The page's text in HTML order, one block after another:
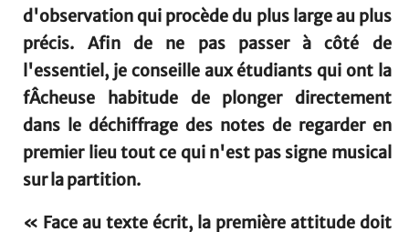
d'observation qui procède du plus large au plus
précis. Afin de ne pas passer à côté de
l'essentiel, je conseille aux étudiants qui ont la
fÂcheuse habitude de plonger directement
dans le déchiffrage des notes de regarder en
premier lieu tout ce qui n'est pas signe musical
sur la partition.
« Face au texte écrit, la première attitude doit